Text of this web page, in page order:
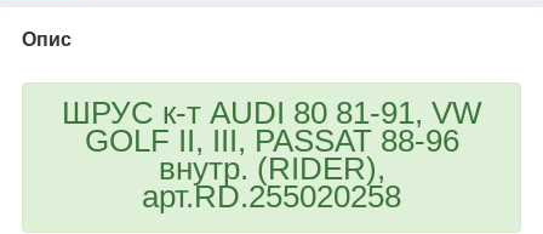
Опис
ШРУС к-т AUDI 80 81-91, VW
GOLF II, III, PASSAT 88-96
внутр. (RIDER),
арт.RD.255020258